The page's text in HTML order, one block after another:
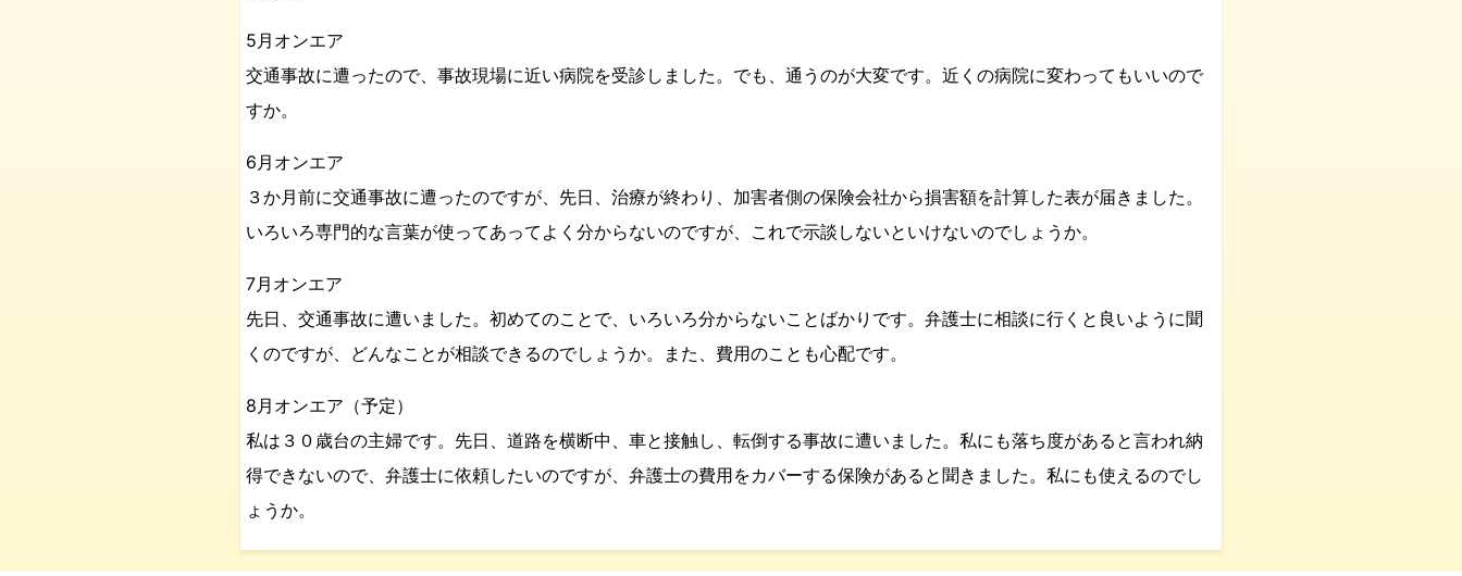
5月オンエア
交通事故に遭ったので、事故現場に近い病院を受診しました。でも、通うのが大変です。近くの病院に変わってもいいので
すか。
6月オンエア
３か月前に交通事故に遭ったのですが、先日、治療が終わり、加害者側の保険会社から損害額を計算した表が届きました。
いろいろ専門的な言葉が使ってあってよく分からないのですが、これで示談しないといけないのでしょうか。
7月オンエア
先日、交通事故に遭いました。初めてのことで、いろいろ分からないことばかりです。弁護士に相談に行くと良いように聞
くのですが、どんなことが相談できるのでしょうか。また、費用のことも心配です。
8月オンエア（予定）
私は３０歳台の主婦です。先日、道路を横断中、車と接触し、転倒する事故に遭いました。私にも落ち度があると言われ納
得できないので、弁護士に依頼したいのですが、弁護士の費用をカバーする保険があると聞きました。私にも使えるのでし
ょうか。